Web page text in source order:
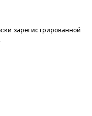
зарегистрированной